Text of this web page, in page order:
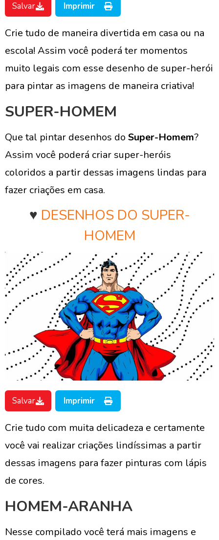
Salvar Imprimir
Crie tudo de maneira divertida em casa ou na
escola! Assim você poderá ter momentos
muito legais com esse desenho de super-herói
para pintar as imagens de maneira criativa!
SUPER-HOMEM
Que tal pintar desenhos do Super-Homem?
Assim você poderá criar super-heróis
coloridos a partir dessas imagens lindas para
fazer criações em casa.
♥ DESENHOS DO SUPER-
HOMEM
Salvar Imprimir
Crie tudo com muita delicadeza e certamente
você vai realizar criações lindíssimas a partir
dessas imagens para fazer pinturas com lápis
de cores.
HOMEM-ARANHA
Nesse compilado você terá mais imagens e